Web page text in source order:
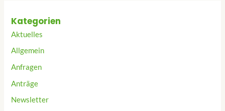
Kategorien
Aktuelles
Allgemein
Anfragen
Anträge
Newsletter